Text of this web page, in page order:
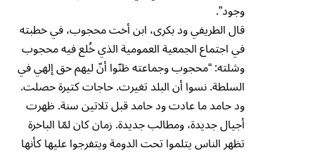
وجود”.
قال الطريفي ود بكرى، ابن أخت محجوب، في خطبته
في اجتماع الجمعية العمومية الذي خُلع فيه محجوب
وشلته: “محجوب وجماعته ظنّوا أنّ ليهم حق إلهي في
السلطة. نسوا أن البلد تغيرت. حاجات كتيرة حصلت.
ود حامد ما عادت ود حامد قبل تلاتين سنة. ظهرت
أجيال جديدة، ومطالب جديدة. زمان كان لمّا الباخرة
تظهر الناس يتلموا تحت الدومة ويتفرجوا عليها كأنها